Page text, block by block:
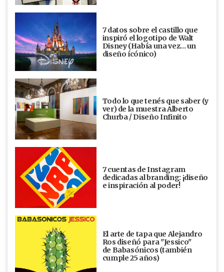
7 datos sobre el castillo que
inspiró el logotipo de Walt
Disney (Había una vez... un
diseño ícónico)
Todo lo que tenés que saber (y
ver) de la muestra Alberto
Churba / Diseño Infinito
7 cuentas de Instagram
dedicadas al branding: ¡diseño
e inspiración al poder!
El arte de tapa que Alejandro
Ros diseñó para "Jessico"
de Babasónicos (también
cumple 25 años)